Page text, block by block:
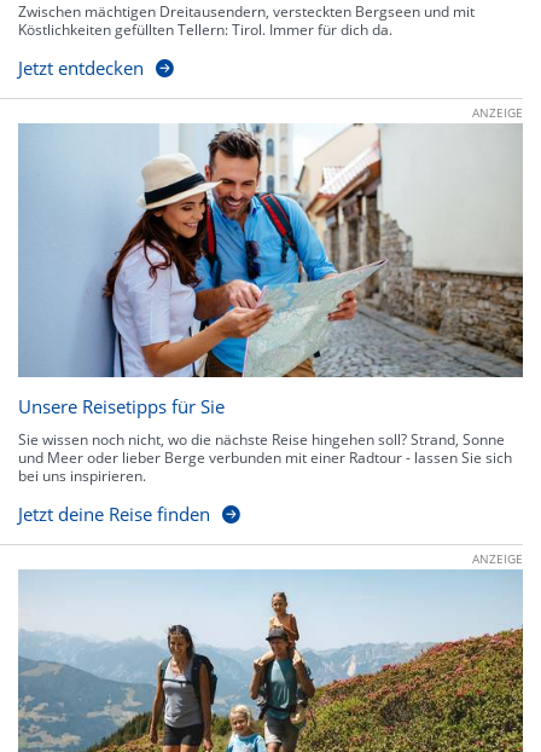
Zwischen mächtigen Dreitausendern, versteckten Bergseen und mit
Köstlichkeiten gefüllten Tellern: Tirol. Immer für dich da.
Jetzt entdecken
ANZEIGE
Unsere Reisetipps für Sie
Sie wissen noch nicht, wo die nächste Reise hingehen soll? Strand, Sonne
und Meer oder lieber Berge verbunden mit einer Radtour - lassen Sie sich
bei uns inspirieren.
Jetzt deine Reise finden
ANZEIGE